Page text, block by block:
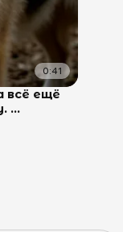
0:41
всё ещё
...